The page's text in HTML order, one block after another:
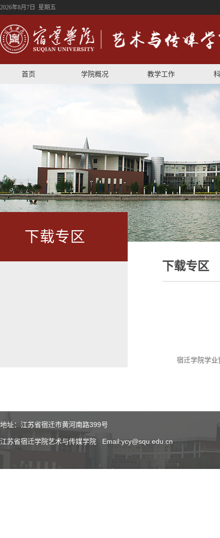
2026年8月7日 星期五
首页 学院概况 教学工作
下载专区
下载专区
宿迁学院学
地址：江苏省宿迁市黄河南路399号
江苏省宿迁学院艺术与传媒学院 Email:ycy@squ.edu.cn